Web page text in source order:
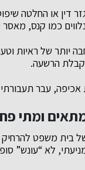
דין או החלטה
כמו קנס, מאסר
יותר של ראיות
הרשעה.
עבר תעבורתי
ומתי
בית משפט
לא “עונש”